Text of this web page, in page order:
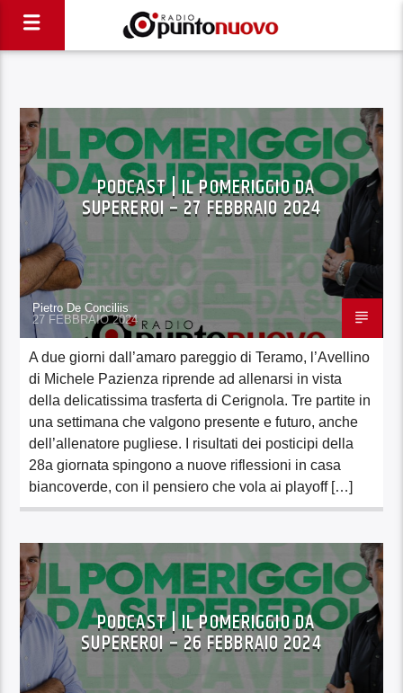
PODCAST | IL POMERIGGIO DA
SUPEREROI – 27 FEBBRAIO 2024
Pietro De Conciliis
27 FEBBRAIO 2024
A due giorni dall’amaro pareggio di Teramo, l’Avellino
di Michele Pazienza riprende ad allenarsi in vista
della delicatissima trasferta di Cerignola. Tre partite in
una settimana che valgono presente e futuro, anche
dell’allenatore pugliese. I risultati dei posticipi della
28a giornata spingono a nuove riflessioni in casa
biancoverde, con il pensiero che vola ai playoff […]
PODCAST | IL POMERIGGIO DA
SUPEREROI – 26 FEBBRAIO 2024